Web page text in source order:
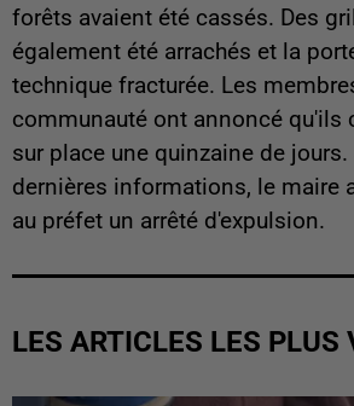
forêts avaient été cassés. Des
également été arrachés et la
technique fracturée. Les
communauté ont annoncé qu'ils
sur place une quinzaine de jours.
dernières informations, le maire
au préfet un arrêté d'expulsion.
LES ARTICLES LES PLUS